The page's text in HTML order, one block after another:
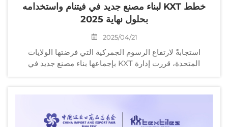
خطط KXT لبناء مصنع جديد في فيتنام واستخدامه
بحلول نهاية 2025
2025/04/21
استجابةً لارتفاع الرسوم الجمركية التي فرضتها الولايات
المتحدة، قررت إدارة KXT بإجماعها بناء مصنع جديد في
الناتجة عن الرسوم الجمركية لعملائنا الأمريكيين.